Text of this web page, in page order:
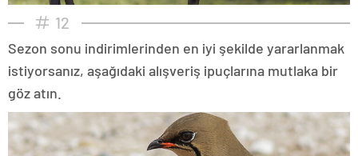
12
Sezon sonu indirimlerinden en iyi şekilde yararlanmak
istiyorsanız, aşağıdaki alışveriş ipuçlarına mutlaka bir
göz atın.